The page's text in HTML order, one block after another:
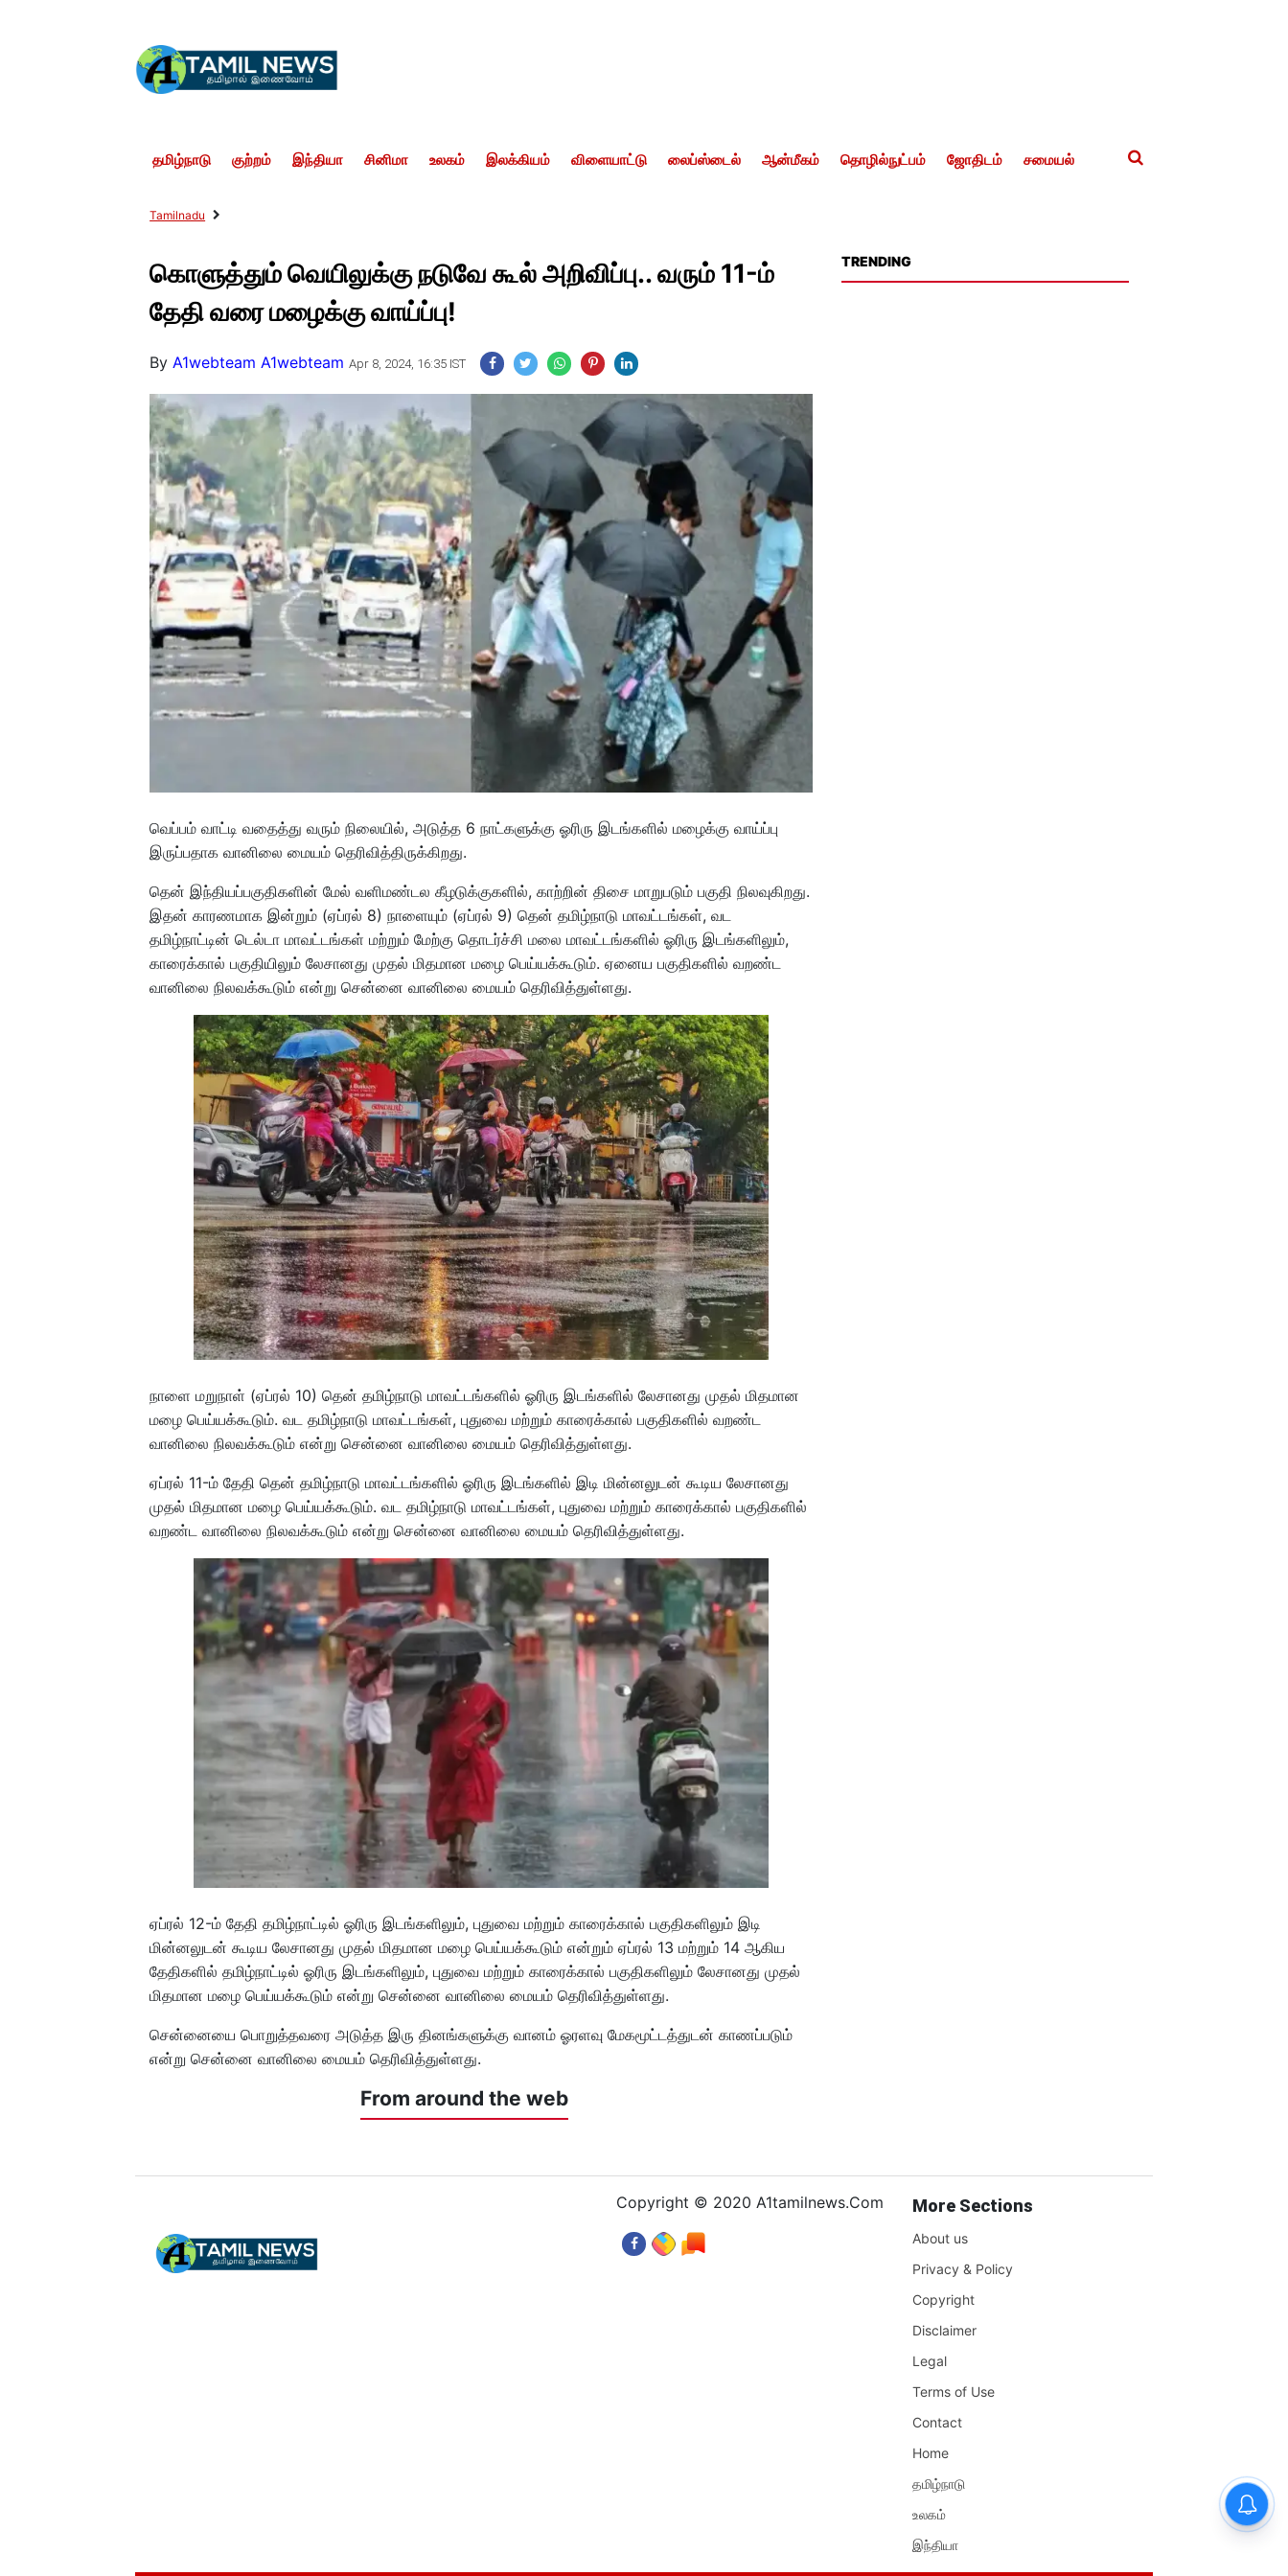
தமிழ்நாடு குற்றம் இந்தியா சினிமா உலகம் இலக்கியம் விளையாட்டு லைப்ஸ்டைல் ஆன்மீகம் தொழில்நுட்பம் ஜோதிடம் சமையல்
Tamilnadu
கொளுத்தும் வெயிலுக்கு நடுவே கூல் அறிவிப்பு.. வரும் 11-ம்
தேதி வரை மழைக்கு வாய்ப்பு!
ByA1webteam A1webteam Apr 8, 2024, 16:35 IST
வெப்பம் வாட்டி வதைத்து வரும் நிலையில், அடுத்த 6 நாட்களுக்கு ஓரிரு இடங்களில் மழைக்கு வாய்ப்பு
இருப்பதாக வானிலை மையம் தெரிவித்திருக்கிறது.
தென் இந்தியப்பகுதிகளின் மேல் வளிமண்டல கீழடுக்குகளில், காற்றின் திசை மாறுபடும் பகுதி நிலவுகிறது.
இதன் காரணமாக இன்றும் (ஏப்ரல் 8) நாளையும் (ஏப்ரல் 9) தென் தமிழ்நாடு மாவட்டங்கள், வட
தமிழ்நாட்டின் டெல்டா மாவட்டங்கள் மற்றும் மேற்கு தொடர்ச்சி மலை மாவட்டங்களில் ஓரிரு இடங்களிலும்,
காரைக்கால் பகுதியிலும் லேசானது முதல் மிதமான மழை பெய்யக்கூடும். ஏனைய பகுதிகளில் வறண்ட
வானிலை நிலவக்கூடும் என்று சென்னை வானிலை மையம் தெரிவித்துள்ளது.
நாளை மறுநாள் (ஏப்ரல் 10) தென் தமிழ்நாடு மாவட்டங்களில் ஓரிரு இடங்களில் லேசானது முதல் மிதமான
மழை பெய்யக்கூடும். வட தமிழ்நாடு மாவட்டங்கள், புதுவை மற்றும் காரைக்கால் பகுதிகளில் வறண்ட
வானிலை நிலவக்கூடும் என்று சென்னை வானிலை மையம் தெரிவித்துள்ளது.
ஏப்ரல் 11-ம் தேதி தென் தமிழ்நாடு மாவட்டங்களில் ஓரிரு இடங்களில் இடி மின்னலுடன் கூடிய லேசானது
முதல் மிதமான மழை பெய்யக்கூடும். வட தமிழ்நாடு மாவட்டங்கள், புதுவை மற்றும் காரைக்கால் பகுதிகளில்
வறண்ட வானிலை நிலவக்கூடும் என்று சென்னை வானிலை மையம் தெரிவித்துள்ளது.
ஏப்ரல் 12-ம் தேதி தமிழ்நாட்டில் ஓரிரு இடங்களிலும், புதுவை மற்றும் காரைக்கால் பகுதிகளிலும் இடி
மின்னலுடன் கூடிய லேசானது முதல் மிதமான மழை பெய்யக்கூடும் என்றும் ஏப்ரல் 13 மற்றும் 14 ஆகிய
தேதிகளில் தமிழ்நாட்டில் ஓரிரு இடங்களிலும், புதுவை மற்றும் காரைக்கால் பகுதிகளிலும் லேசானது முதல்
மிதமான மழை பெய்யக்கூடும் என்று சென்னை வானிலை மையம் தெரிவித்துள்ளது.
சென்னையை பொறுத்தவரை அடுத்த இரு தினங்களுக்கு வானம் ஓரளவு மேகமூட்டத்துடன் காணப்படும்
என்று சென்னை வானிலை மையம் தெரிவித்துள்ளது.
From around the web
TRENDING
Copyright © 2020 A1tamilnews.Com More Sections
About us
Privacy & Policy
Copyright
Disclaimer
Legal
Terms of Use
Contact
Home
தமிழ்நாடு
உலகம்
இந்தியா